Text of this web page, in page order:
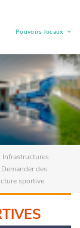
Pouvoirs locaux
(current)
Infrastructures
Demander des
sportive